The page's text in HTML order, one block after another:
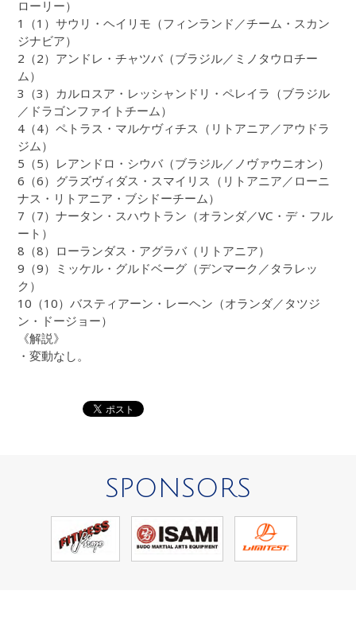
ローリー）
1（1）サウリ・ヘイリモ（フィンランド／チーム・スカン
ジナビア）
2（2）アンドレ・チャツバ（ブラジル／ミノタウロチー
ム）
3（3）カルロスア・レッシャンドリ・ペレイラ（ブラジル
／ドラゴンファイトチーム）
4（4）ペトラス・マルケヴィチス（リトアニア／アウドラ
ジム）
5（5）レアンドロ・シウバ（ブラジル／ノヴァウニオン）
6（6）グラズヴィダス・スマイリス（リトアニア／ローニ
ナス・リトアニア・ブシドーチーム）
7（7）ナータン・スハウトラン（オランダ／VC・デ・フル
ート）
8（8）ローランダス・アグラバ（リトアニア）
9（9）ミッケル・グルドベーグ（デンマーク／タラレッ
ク）
10（10）バスティアーン・レーヘン（オランダ／タツジ
ン・ドージョー）
《解説》
・変動なし。
SPONSORS